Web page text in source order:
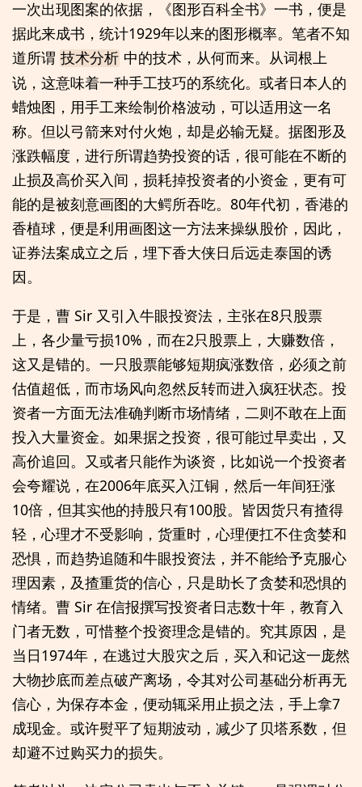
一次出现图案的依据，《图形百科全书》一书，便是
据此来成书，统计1929年以来的图形概率。笔者不知
道所谓 技术分析 中的技术，从何而来。从词根上
说，这意味着一种手工技巧的系统化。或者日本人的
蜡烛图，用手工来绘制价格波动，可以适用这一名
称。但以弓箭来对付火炮，却是必输无疑。据图形及
涨跌幅度，进行所谓趋势投资的话，很可能在不断的
止损及高价买入间，损耗掉投资者的小资金，更有可
能的是被刻意画图的大鳄所吞吃。80年代初，香港的
香植球，便是利用画图这一方法来操纵股价，因此，
证券法案成立之后，埋下香大侠日后远走泰国的诱
因。
于是，曹 Sir 又引入牛眼投资法，主张在8只股票
上，各少量亏损10%，而在2只股票上，大赚数倍，
这又是错的。一只股票能够短期疯涨数倍，必须之前
估值超低，而市场风向忽然反转而进入疯狂状态。投
资者一方面无法准确判断市场情绪，二则不敢在上面
投入大量资金。如果据之投资，很可能过早卖出，又
高价追回。又或者只能作为谈资，比如说一个投资者
会夸耀说，在2006年底买入江铜，然后一年间狂涨
10倍，但其实他的持股只有100股。皆因货只有揸得
轻，心理才不受影响，货重时，心理便扛不住贪婪和
恐惧，而趋势追随和牛眼投资法，并不能给予克服心
理因素，及揸重货的信心，只是助长了贪婪和恐惧的
情绪。曹 Sir 在信报撰写投资者日志数十年，教育入
门者无数，可惜整个投资理念是错的。究其原因，是
当日1974年，在逃过大股灾之后，买入和记这一庞然
大物抄底而差点破产离场，令其对公司基础分析再无
信心，为保存本金，便动辄采用止损之法，手上拿7
成现金。或许熨平了短期波动，减少了贝塔系数，但
却避不过购买力的损失。